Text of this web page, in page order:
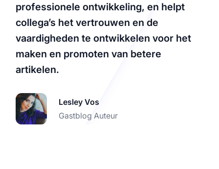
professionele ontwikkeling, en helpt
collega’s het vertrouwen en de
vaardigheden te ontwikkelen voor het
maken en promoten van betere
artikelen.
Lesley Vos
Gastblog Auteur